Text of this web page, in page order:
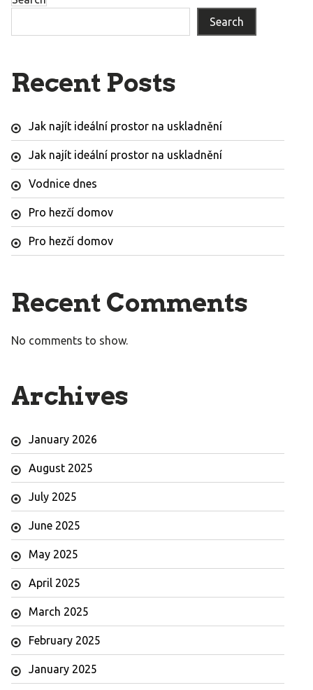
Search
Recent Posts
Jak najít ideální prostor na uskladnění
Jak najít ideální prostor na uskladnění
Vodnice dnes
Pro hezčí domov
Pro hezčí domov
Recent Comments
No comments to show.
Archives
January 2026
August 2025
July 2025
June 2025
May 2025
April 2025
March 2025
February 2025
January 2025